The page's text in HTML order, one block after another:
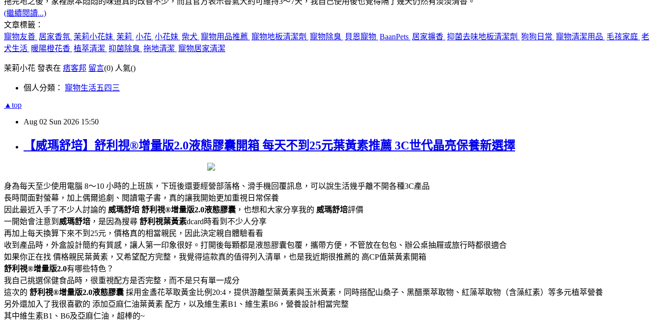
(繼續閱讀...)
文章標籤：
寵物友善 居家香氛 茉莉小花妹 茉莉 小花 小花妹 柴犬 寵物用品推薦 寵物地板清潔劑 寵物除臭 貝恩寵物 BaanPets 居家擴香 抑菌去味地板清潔劑 狗狗日常 寵物清潔用品 毛孩家庭 老
犬生活 暖陽橙花香 植萃清潔 抑菌除臭 拖地清潔 寵物居家清潔
茉莉小花 發表在 痞客邦 留言(0) 人氣()
個人分類： 寵物生活五四三
▲top
Aug 02 Sun 2026 15:50
【威瑪舒培】舒利視®增量版2.0液態膠囊開箱 每天不到25元葉黃素推薦 3C世代晶亮保養新選擇
身為每天至少使用電腦 8～10 小時的上班族，下班後還要經營部落格、滑手機回覆訊息，可以說生活幾乎離不開各種3C產品
長時間面對螢幕，加上偶爾追劇、閱讀電子書，真的讓我開始更加重視日常保養
因此最近入手了不少人討論的 威瑪舒培 舒利視®增量版2.0液態膠囊 ，也想和大家分享我的 威瑪舒培評價
一開始會注意到 威瑪舒培 ，是因為搜尋 舒利視葉黃素dcard時看到不少人分享
再加上每天換算下來不到25元，價格真的相當親民，因此決定親自體驗看看
收到產品時，外盒設計簡約有質感，讓人第一印象很好。打開後每顆都是液態膠囊包覆，攜帶方便，不管放在包包、辦公桌抽屜或旅行時都很適合
如果你正在找 價格親民葉黃素，又希望配方完整，我覺得這款真的值得列入清單，也是我近期很推薦的 高CP值葉黃素開箱
舒利視®增量版2.0有哪些特色？
我自己挑選保健食品時，很重視配方是否完整，而不是只有單一成分
這次的 舒利視®增量版2.0液態膠囊 採用金盞花萃取黃金比例20:4，提供游離型葉黃素與玉米黃素，同時搭配山桑子、黑醋栗萃取物、紅藻萃取物（含藻紅素）等多元植萃營養
另外還加入了我很喜歡的 添加亞麻仁油葉黃素 配方，以及維生素B1、維生素B6，營養設計相當完整
其中維生素B1、B6及亞麻仁油，超棒的~